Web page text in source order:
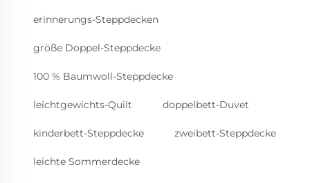
erinnerungs-Steppdecken
größe Doppel-Steppdecke
100 % Baumwoll-Steppdecke
leichtgewichts-Quilt doppelbett-Duvet
kinderbett-Steppdecke zweibett-Steppdecke
leichte Sommerdecke